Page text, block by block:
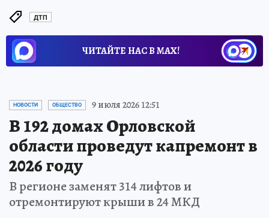
ДТП
ЧИТАЙТЕ НАС В МАХ!
НОВОСТИ ОБЩЕСТВО 9 июля 2026 12:51
В 192 домах Орловской
области проведут капремонт в
2026 году
В регионе заменят 314 лифтов и
отремонтируют крыши в 24 МКД